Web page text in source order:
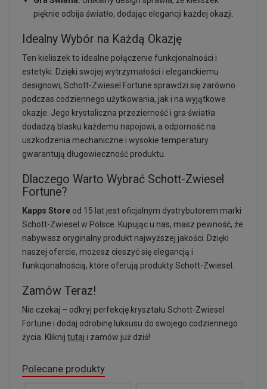
pięknie odbija światło, dodając elegancji każdej okazji.
Idealny Wybór na Każdą Okazję
Ten kieliszek to idealne połączenie funkcjonalności i
estetyki. Dzięki swojej wytrzymałości i eleganckiemu
designowi, Schott-Zwiesel Fortune sprawdzi się zarówno
podczas codziennego użytkowania, jak i na wyjątkowe
okazje. Jego krystaliczna przezierność i gra światła
dodadzą blasku każdemu napojowi, a odporność na
uszkodzenia mechaniczne i wysokie temperatury
gwarantują długowieczność produktu.
Dlaczego Warto Wybrać Schott-Zwiesel
Fortune?
Kapps Store od 15 lat jest oficjalnym dystrybutorem marki
Schott-Zwiesel w Polsce. Kupując u nas, masz pewność, że
nabywasz oryginalny produkt najwyższej jakości. Dzięki
naszej ofercie, możesz cieszyć się elegancją i
funkcjonalnością, które oferują produkty Schott-Zwiesel.
Zamów Teraz!
Nie czekaj – odkryj perfekcję kryształu Schott-Zwiesel
Fortune i dodaj odrobinę luksusu do swojego codziennego
życia. Kliknij tutaj i zamów już dziś!
Polecane produkty